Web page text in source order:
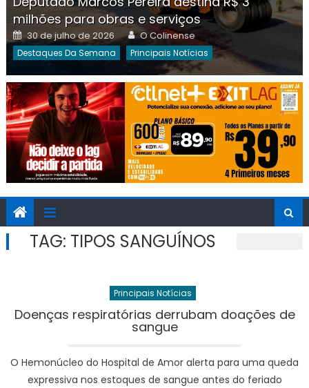
milhões para obras e serviços
Posted
on
30 de julho de 2026 Author
O Colinense
Destaques Da Semana Principais Notícias
TAG: TIPOS SANGUÍNOS
Principais Notícias
Doenças respiratórias derrubam doações de
sangue
O Hemonúcleo do Hospital de Amor alerta para uma queda
expressiva nos estoques de sangue antes do feriado